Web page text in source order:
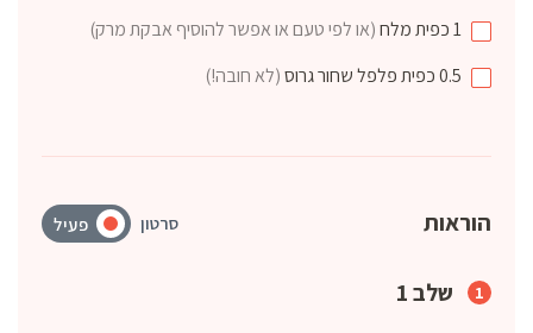
1כפיתמלח(או לפי טעם או אפשר להוסיף אבקת מרק)
0.5כפיתפלפל שחור גרוס(לא חובה!)
הוראות סרטון פעיל
שלב 1